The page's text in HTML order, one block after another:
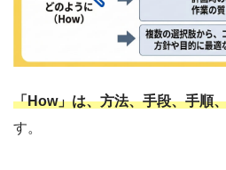
「How」は、方法、手段、手順
す。